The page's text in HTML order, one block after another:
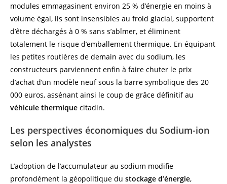
modules emmagasinent environ 25 % d’énergie en moins à
volume égal, ils sont insensibles au froid glacial, supportent
d’être déchargés à 0 % sans s’abîmer, et éliminent
totalement le risque d’emballement thermique. En équipant
les petites routières de demain avec du sodium, les
constructeurs parviennent enfin à faire chuter le prix
d’achat d’un modèle neuf sous la barre symbolique des 20
000 euros, assénant ainsi le coup de grâce définitif au
véhicule thermique citadin.
Les perspectives économiques du Sodium-ion
selon les analystes
L’adoption de l’accumulateur au sodium modifie
profondément la géopolitique du stockage d’énergie,